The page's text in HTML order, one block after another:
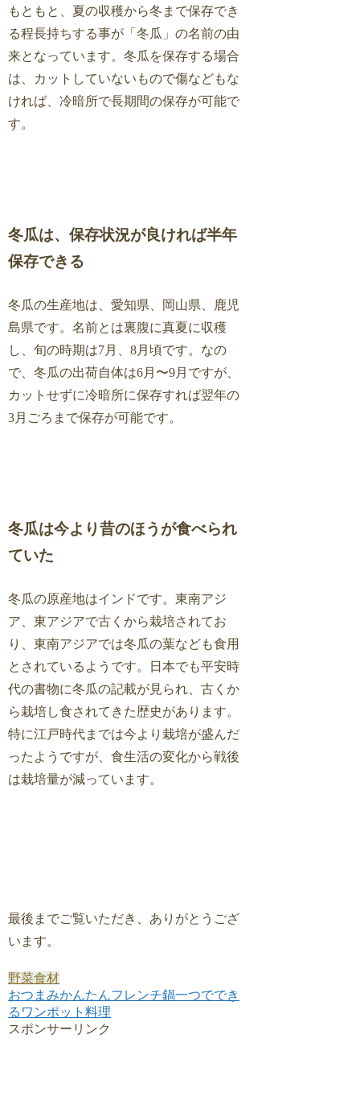
もともと、夏の収穫から冬まで保存でき
る程長持ちする事が「冬瓜」の名前の由
来となっています。冬瓜を保存する場合
は、カットしていないもので傷などもな
ければ、冷暗所で長期間の保存が可能で
す。
冬瓜は、保存状況が良ければ半年
保存できる
冬瓜の生産地は、愛知県、岡山県、鹿児
島県です。名前とは裏腹に真夏に収穫
し、旬の時期は7月、8月頃です。なの
で、冬瓜の出荷自体は6月〜9月ですが、
カットせずに冷暗所に保存すれば翌年の
3月ごろまで保存が可能です。
冬瓜は今より昔のほうが食べられ
ていた
冬瓜の原産地はインドです。東南アジ
ア、東アジアで古くから栽培されてお
り、東南アジアでは冬瓜の葉なども食用
とされているようです。日本でも平安時
代の書物に冬瓜の記載が見られ、古くか
ら栽培し食されてきた歴史があります。
特に江戸時代までは今より栽培が盛んだ
ったようですが、食生活の変化から戦後
は栽培量が減っています。
最後までご覧いただき、ありがとうござ
います。
野菜食材
おつまみかんたんフレンチ鍋一つででき
るワンポット料理
スポンサーリンク